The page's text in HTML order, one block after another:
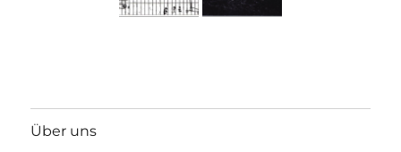
Über uns